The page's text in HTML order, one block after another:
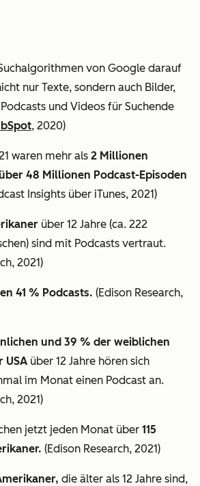
von Google darauf
nur Texte, sondern auch Bilder,
und Videos für Suchende
, 2020)
waren mehr als 2 Millionen
48 Millionen Podcast-Episoden
Insights über iTunes, 2021)
über 12 Jahre (ca. 222
sind mit Podcasts vertraut.
2021)
41 % Podcasts. (Edison Research,
und 39 % der weiblichen
USA über 12 Jahre hören sich
im Monat einen Podcast an.
2021)
jetzt jeden Monat über 115
(Edison Research, 2021)
die älter als 12 Jahre sind,